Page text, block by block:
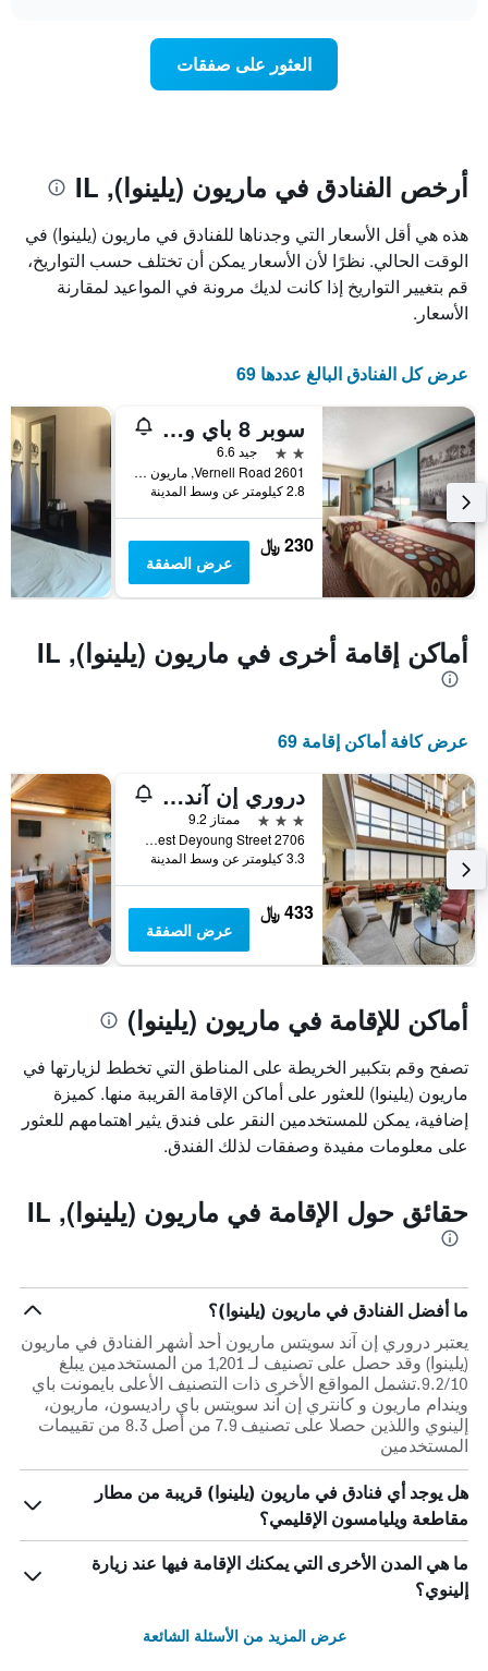
محور
الذي
يعرض
عدد
الأيام
قبل
المخطط
التالي
1
محور
Y
الذي
يعرض
متوسط
سعر
غرفة
العثور على صفقات
أرخص الفنادق في ماريون (يلينوا), IL
هذه هي أقل الأسعار التي وجدناها للفنادق في ماريون (يلينوا) في
الوقت الحالي. نظرًا لأن الأسعار يمكن أن تختلف حسب التواريخ،
قم بتغيير التواريخ إذا كانت لديك مرونة في المواعيد لمقارنة
الأسعار.
عرض كل الفنادق البالغ عددها 69
سوبر 8 باي ويندام ماريون
2 نجمتين
جيد 6.6
2601 Vernell Road, ماريون (يلينوا), IL, الولايات المتحدة الأميريكية
2.8 كيلومتر عن وسط المدينة
230 ﷼
عرض الصفقة
أماكن إقامة أخرى في ماريون (يلينوا), IL
عرض كافة أماكن إقامة 69
دروري إن آند سويتس ماريون
3 نجوم
ممتاز 9.2
2706 West Deyoung Street, ماريون (يلينوا), IL, الولايات المتحدة الأميريكية
3.3 كيلومتر عن وسط المدينة
433 ﷼
عرض الصفقة
أماكن للإقامة في ماريون (يلينوا)
تصفح وقم بتكبير الخريطة على المناطق التي تخطط لزيارتها في
ماريون (يلينوا) للعثور على أماكن الإقامة القريبة منها. كميزة
إضافية، يمكن للمستخدمين النقر على فندق يثير اهتمامهم للعثور
على معلومات مفيدة وصفقات لذلك الفندق.
حقائق حول الإقامة في ماريون (يلينوا), IL
ما أفضل الفنادق في ماريون (يلينوا)؟
يعتبر دروري إن آند سويتس ماريون أحد أشهر الفنادق في ماريون
(يلينوا) وقد حصل على تصنيف لـ 1,201 من المستخدمين يبلغ
9.2/10.تشمل المواقع الأخرى ذات التصنيف الأعلى بايمونت باي
ويندام ماريون و كانتري إن آند سويتس باي راديسون، ماريون،
إلينوي واللذين حصلا على تصنيف 7.9 من أصل 8.3 من تقييمات
المستخدمين
هل يوجد أي فنادق في ماريون (يلينوا) قريبة من مطار
مقاطعة ويليامسون الإقليمي؟
ما هي المدن الأخرى التي يمكنك الإقامة فيها عند زيارة
إلينوي؟
عرض المزيد من الأسئلة الشائعة